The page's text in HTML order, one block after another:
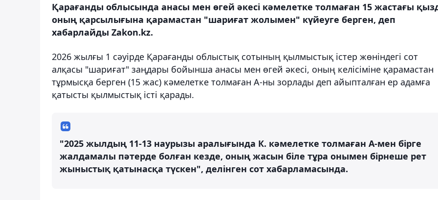
Қарағанды облысында анасы мен өгей әкесі кәмелетке толмаған 15 жастағы
оның қарсылығына қарамастан "шариғат жолымен" күйеуге берген, деп
хабарлайды Zakon.kz.
2026 жылғы 1 сәуірде Қарағанды облыстық сотының қылмыстық істер жөніндегі сот
алқасы "шариғат" заңдары бойынша анасы мен өгей әкесі, оның келісіміне қарамастан
тұрмысқа берген (15 жас) кәмелетке толмаған А-ны зорлады деп айыпталған ер адамға
қатысты қылмыстық істі қарады.
"2025 жылдың 11-13 наурызы аралығында К. кәмелетке толмаған А-мен бірге
жалдамалы пәтерде болған кезде, оның жасын біле тұра онымен бірнеше рет
жыныстық қатынасқа түскен", делінген сот хабарламасында.